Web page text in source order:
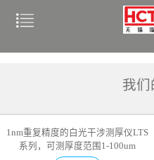
我们
1nm重复精度的白光干涉测厚仪LTS
系列，可测厚度范围1-100um